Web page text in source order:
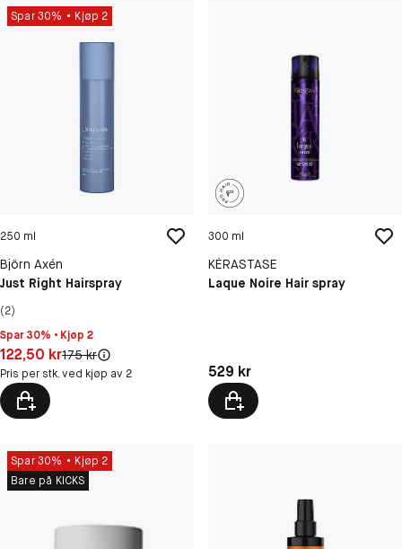
Spar 30% Kjøp 2
250 ml
Björn Axén
Just Right Hairspray
(2)
Spar 30% • Kjøp 2
Pris: 122,50 kr
122,50 krOriginal pris:
175 kr
Pris per stk. ved kjøp av 2
300 ml
KÉRASTASE
Laque Noire Hair spray
Pris: 529 kr
529 kr
Spar 30%
Kjøp 2
Bare på KICKS